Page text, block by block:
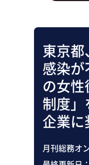
東京
感染
の女
制度
企業
月刊総務オ